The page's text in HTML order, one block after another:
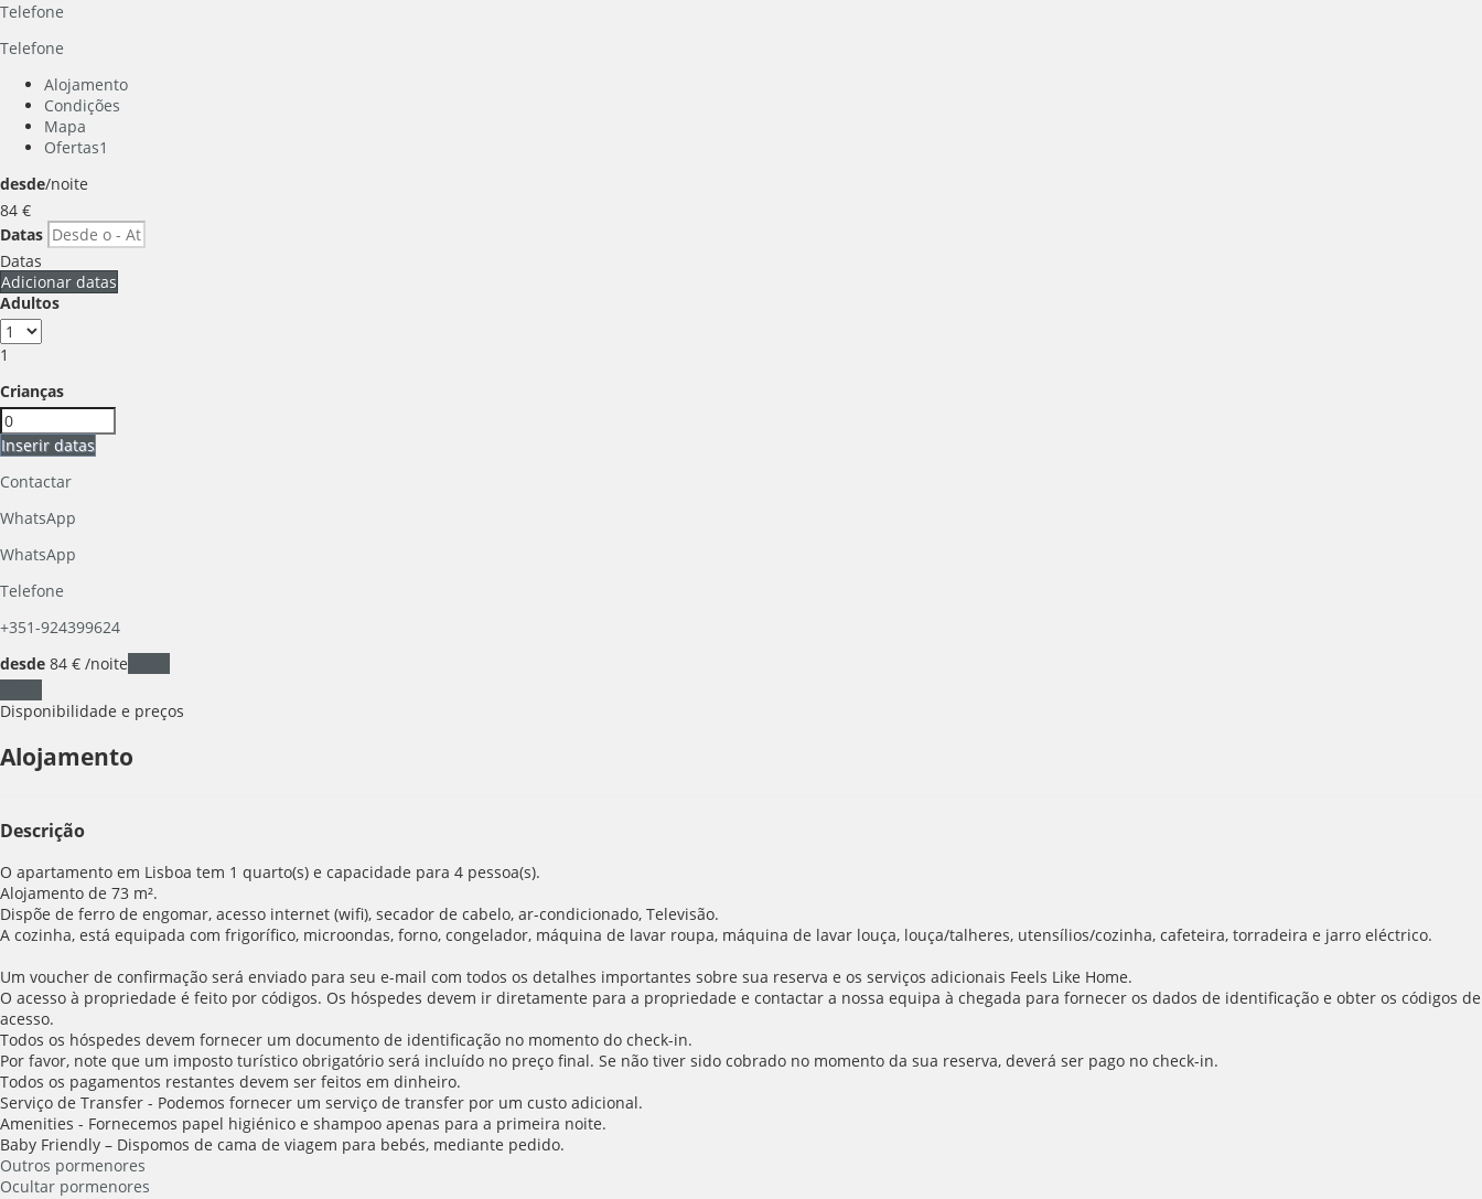
Telefone
Telefone
Alojamento
Condições
Mapa
Ofertas1
desde/noite
84 €
Datas
Datas
Adicionar datas
Adultos
1
Crianças
Inserir datas
Contactar
WhatsApp
WhatsApp
Telefone
+351-924399624
desde 84 € /noite
Disponibilidade e preços
Alojamento
Descrição
O apartamento em Lisboa tem 1 quarto(s) e capacidade para 4 pessoa(s).
Alojamento de 73 m².
Dispõe de ferro de engomar, acesso internet (wifi), secador de cabelo, ar-condicionado, Televisão.
A cozinha, está equipada com frigorífico, microondas, forno, congelador, máquina de lavar roupa, máquina de lavar louça, louça/talheres, utensílios/cozinha, cafeteira, torradeira e jarro eléctrico.
Um voucher de confirmação será enviado para seu e-mail com todos os detalhes importantes sobre sua reserva e os serviços adicionais Feels Like Home.
O acesso à propriedade é feito por códigos. Os hóspedes devem ir diretamente para a propriedade e contactar a nossa equipa à chegada para fornecer os dados de identificação e obter os códigos de
acesso.
Todos os hóspedes devem fornecer um documento de identificação no momento do check-in.
Por favor, note que um imposto turístico obrigatório será incluído no preço final. Se não tiver sido cobrado no momento da sua reserva, deverá ser pago no check-in.
Todos os pagamentos restantes devem ser feitos em dinheiro.
Serviço de Transfer - Podemos fornecer um serviço de transfer por um custo adicional.
Amenities - Fornecemos papel higiénico e shampoo apenas para a primeira noite.
Baby Friendly – Dispomos de cama de viagem para bebés, mediante pedido.
Outros pormenores
Ocultar pormenores